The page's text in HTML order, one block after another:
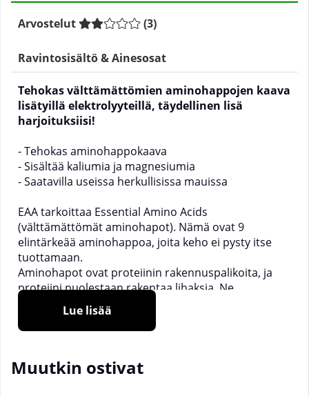
Arvostelut (3)
Ravintosisältö & Ainesosat
Tehokas välttämättömien aminohappojen kaava
lisätyillä elektrolyyteillä, täydellinen lisä
harjoituksiisi!
- Tehokas aminohappokaava
- Sisältää kaliumia ja magnesiumia
- Saatavilla useissa herkullisissa mauissa
EAA tarkoittaa Essential Amino Acids
(välttämättömät aminohapot). Nämä ovat 9
elintärkeää aminohappoa, joita keho ei pysty itse
tuottamaan.
Aminohapot ovat proteiinin rakennuspalikoita, ja
proteiini puolestaan rakentaa lihaksia. Ne
stimuloivat lihaskasvua ja estävät lihasten
hajoamista. Toisin kuin proteiini, aminohapot
imeytyvät suoraan kehoon eivätkä tarvitse
aikana, herätessä tai aterian yhteydessä on erittäin
tehokasta proteiininsaannin tehostamiseksi.
Lue lisää
Muutkin ostivat